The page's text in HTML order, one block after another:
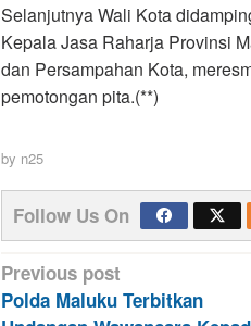
Selanjutnya Wali Kota
Kepala Jasa Raharja Provinsi
dan Persampahan Kota,
pemotongan pita.(**)
by n25
Follow Us On
Post
navigation
Previous post
Polda Maluku Terbitkan